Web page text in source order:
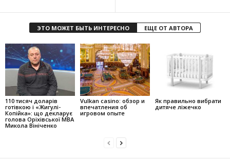
ЭТО МОЖЕТ БЫТЬ ИНТЕРЕСНО ЕЩЕ ОТ АВТОРА
110 тисяч доларів
готівкою і «Жигулі-
Копійка»: що декларує
голова Оріхівської МВА
Микола Вініченко
Vulkan casino: обзор и
впечатления об
игровом опыте
Як правильно вибрати
дитяче ліжечко